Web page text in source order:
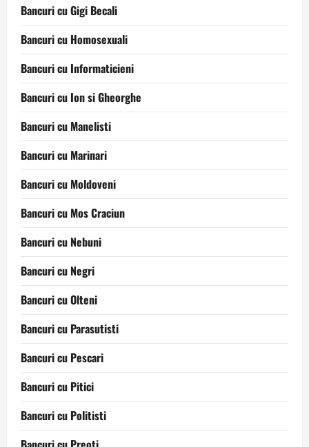
Bancuri cu Gigi Becali
Bancuri cu Homosexuali
Bancuri cu Informaticieni
Bancuri cu Ion si Gheorghe
Bancuri cu Manelisti
Bancuri cu Marinari
Bancuri cu Moldoveni
Bancuri cu Mos Craciun
Bancuri cu Nebuni
Bancuri cu Negri
Bancuri cu Olteni
Bancuri cu Parasutisti
Bancuri cu Pescari
Bancuri cu Pitici
Bancuri cu Politisti